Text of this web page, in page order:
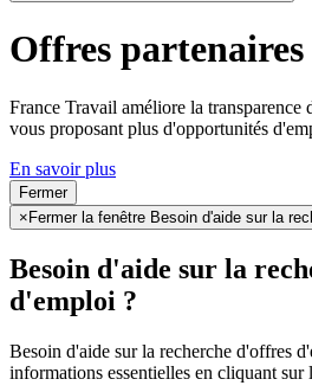
Offres partenaires
France Travail améliore la transparence
vous proposant plus d'opportunités
En savoir plus
Fermer
× Fermer la fenêtre Besoin d'aide sur la
Besoin d'aide sur la
d'emploi ?
Besoin d'aide sur la recherche d'offres
informations essentielles en cliquant sur